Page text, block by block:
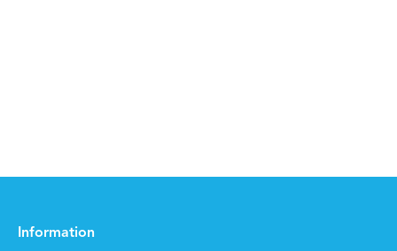
Information